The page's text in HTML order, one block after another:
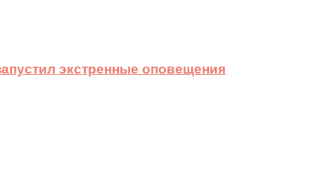
экстренные оповещения